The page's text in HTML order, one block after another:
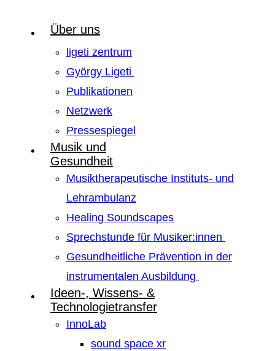
Über uns
ligeti zentrum
György Ligeti
Publikationen
Netzwerk
Pressespiegel
Musik und
Gesundheit
Musiktherapeutische Instituts- und
Lehrambulanz
Healing Soundscapes
Sprechstunde für Musiker:innen
Gesundheitliche Prävention in der
instrumentalen Ausbildung
Ideen-, Wissens- &
Technologietransfer
InnoLab
sound space xr